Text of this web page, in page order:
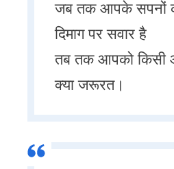
जब तक आपके सपनों
दिमाग पर सवार है
तब तक आपको किसी
क्या जरूरत।